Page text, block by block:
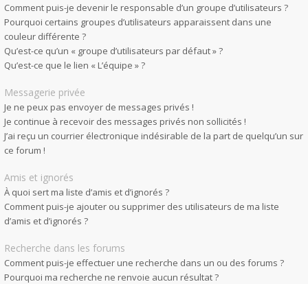
Comment puis-je devenir le responsable d’un groupe d’utilisateurs ?
Pourquoi certains groupes d’utilisateurs apparaissent dans une
couleur différente ?
Qu’est-ce qu’un « groupe d’utilisateurs par défaut » ?
Qu’est-ce que le lien « L’équipe » ?
Messagerie privée
Je ne peux pas envoyer de messages privés !
Je continue à recevoir des messages privés non sollicités !
J’ai reçu un courrier électronique indésirable de la part de quelqu’un sur
ce forum !
Amis et ignorés
À quoi sert ma liste d’amis et d’ignorés ?
Comment puis-je ajouter ou supprimer des utilisateurs de ma liste
d’amis et d’ignorés ?
Recherche dans les forums
Comment puis-je effectuer une recherche dans un ou des forums ?
Pourquoi ma recherche ne renvoie aucun résultat ?